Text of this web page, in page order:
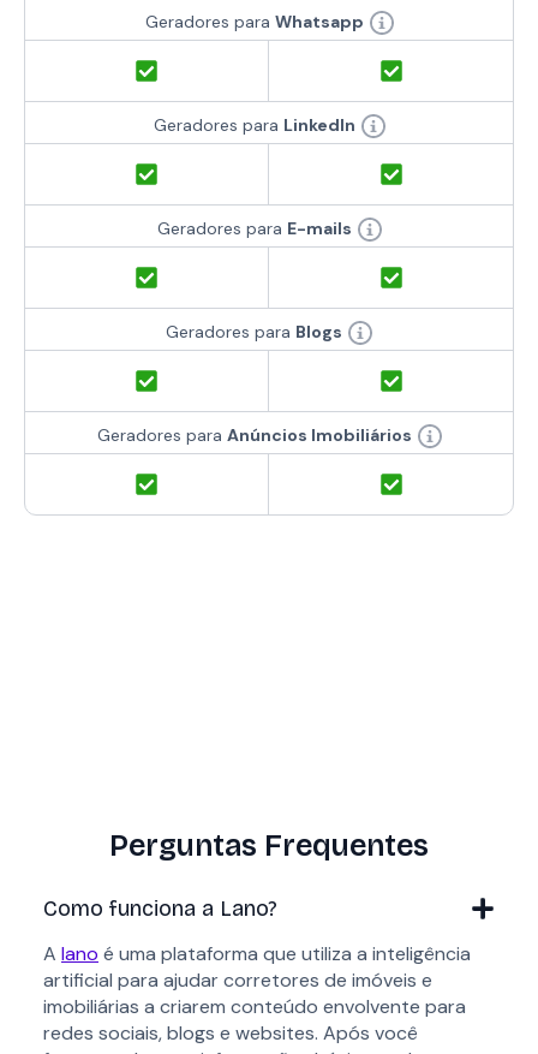
Geradores para Whatsapp
Geradores para LinkedIn
Geradores para E-mails
Geradores para Blogs
Geradores para Anúncios Imobiliários
Perguntas Frequentes
Como funciona a Lano?
A lano é uma plataforma que utiliza a inteligência
artificial para ajudar corretores de imóveis e
imobiliárias a criarem conteúdo envolvente para
redes sociais, blogs e websites. Após você